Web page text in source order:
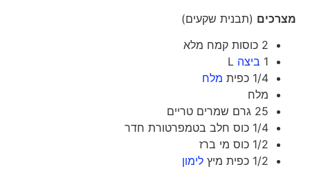
מצרכים(תבנית שקעים)
2 כוסות קמח מלא
1
ביצהL
1/4 כפית
מלח
מלח
25 גרם שמרים טריים
1/4 כוס חלב בטמפרטורת חדר
1/2 כוס מי ברז
1/2 כפית מיץ
לימון